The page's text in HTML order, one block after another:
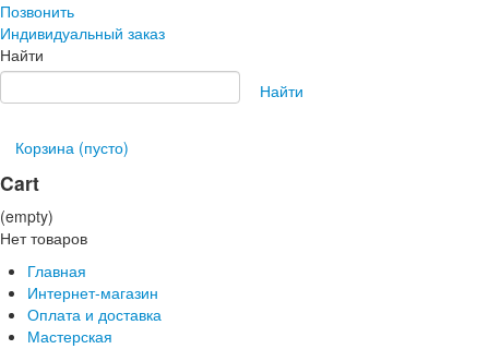
Позвонить
Индивидуальный заказ
Найти
Найти
Корзина (пусто)
Cart
(empty)
Нет товаров
Главная
Интернет-магазин
Оплата и доставка
Мастерская